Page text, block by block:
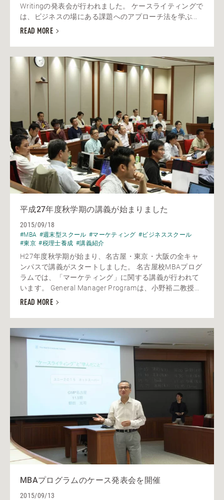
Writingの発表会が行われました。 ケースライティングで
は、ビジネスの場にある課題へのアプローチ法を学ぶ...
READ MORE
平成27年度秋学期の講義が始まりました
2015/09/18
#MBA #週末型スクール #マーケティング #ビジネススクール
#東京 #税理士養成 #講義紹介
H27年度秋学期が始まり、名古屋・東京・大阪の全キャ
ンパスで講義がスタートしました。 名古屋校MBAプログ
ラムでは、「マーケティング」に関する講義が行われて
います。 General Manager Programは、小野裕二教授...
READ MORE
MBAプログラムのケース発表会を開催
2015/09/13